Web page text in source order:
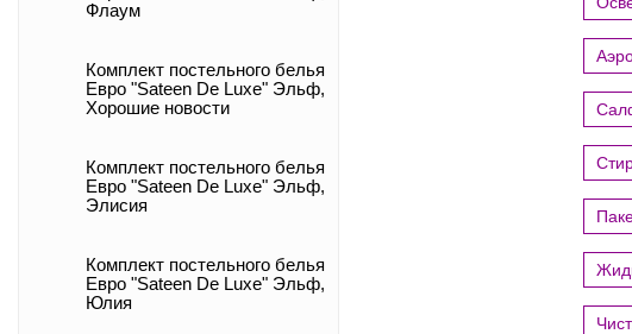
Флаум
Комплект постельного белья
Евро "Sateen De Luxe" Эльф,
Хорошие новости
Комплект постельного белья
Евро "Sateen De Luxe" Эльф,
Элисия
Комплект постельного белья
Евро "Sateen De Luxe" Эльф,
Юлия